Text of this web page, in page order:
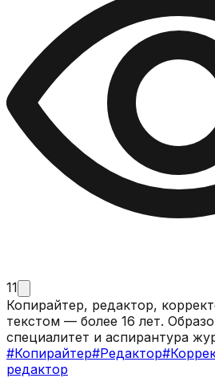
11
Копирайтер, редактор, корректор. Опыт
текстом — более 16 лет. Образование —
специалитет и аспирантура
#Копирайтер#Редактор#
редактор